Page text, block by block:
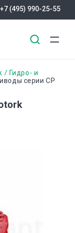
+7 (495) 990-25-55
Гидро- и
серии CP